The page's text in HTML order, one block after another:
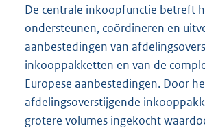
De centrale inkoopfunctie betreft
ondersteunen, coördineren en
aanbestedingen van
inkooppakketten en van de
Europese aanbestedingen. Door
afdelingsoverstijgende
grotere volumes ingekocht